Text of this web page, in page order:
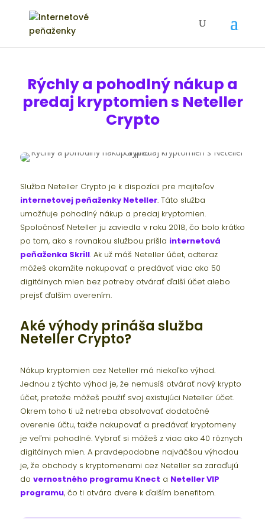
Rýchly a pohodlný nákup a
predaj kryptomien s Neteller
Crypto
Služba Neteller Crypto je k dispozícii pre majiteľov
internetovej peňaženky Neteller. Táto služba
umožňuje pohodlný nákup a predaj kryptomien.
Spoločnosť Neteller ju zaviedla v roku 2018, čo bolo krátko
po tom, ako s rovnakou službou prišla internetová
peňaženka Skrill.Ak už máš Neteller účet, odteraz
môžeš okamžite nakupovať a predávať viac ako 50
digitálnych mien bez potreby otvárať ďalší účet alebo
prejsť ďalším overením.
Aké výhody prináša služba
Neteller Crypto?
Nákup kryptomien cez Neteller má niekoľko výhod.
Jednou z týchto výhod je, že nemusíš otvárať nový krypto
účet, pretože môžeš použiť svoj existujúci Neteller účet.
Okrem toho ti už netreba absolvovať dodatočné
overenie účtu, takže nakupovať a predávať kryptomeny
je veľmi pohodlné. Vybrať si môžeš z viac ako 40 rôznych
digitálnych mien. A pravdepodobne najväčšou výhodou
je, že obchody s kryptomenami cez Neteller sa zaraďujú
do vernostného programu Knect a Neteller VIP
programu, čo ti otvára dvere k ďalším benefitom.